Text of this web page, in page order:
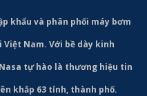
khẩu và phân phối máy bơm
Nam. Với bề dày kinh
tự hào là thương hiệu tin
khắp 63 tỉnh, thành phố.